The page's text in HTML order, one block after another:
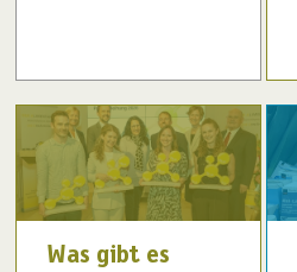
Was gibt es